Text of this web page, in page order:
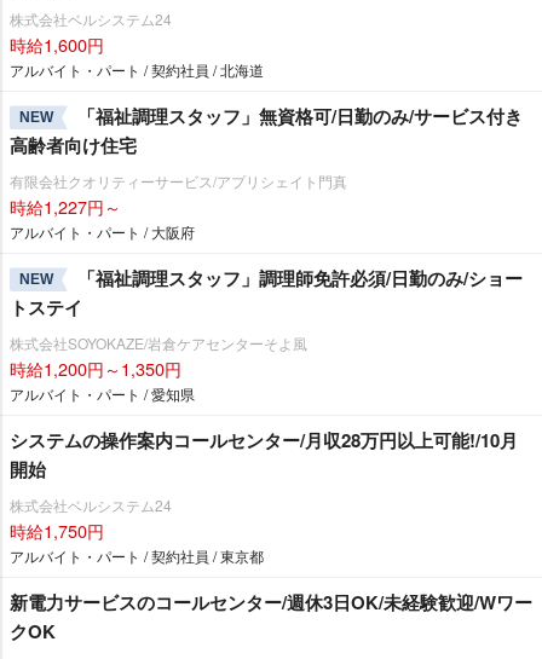
株式会社ベルシステム24
時給1,600円
アルバイト・パート / 契約社員 / 北海道
NEW
「福祉調理スタッフ」無資格可/日勤のみ/サービス付き
高齢者向け住宅
有限会社クオリティーサービス/アプリシェイト門真
時給1,227円～
アルバイト・パート / 大阪府
NEW
「福祉調理スタッフ」調理師免許必須/日勤のみ/ショー
トステイ
株式会社SOYOKAZE/岩倉ケアセンターそよ風
時給1,200円～1,350円
アルバイト・パート / 愛知県
システムの操作案内コールセンター/月収28万円以上可能!/10月
開始
株式会社ベルシステム24
時給1,750円
アルバイト・パート / 契約社員 / 東京都
新電力サービスのコールセンター/週休3日OK/未経験歓迎/Wワー
クOK